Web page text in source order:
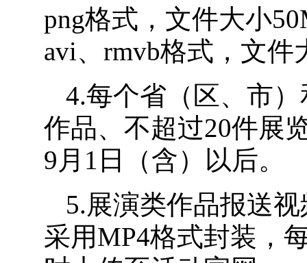
png格式，文件大小
avi、rmvb格式，文件
4.每个省（区、市
作品、不超过20件展
9月1日（含）以后。
5.展演类作品报送
采用MP4格式封装，